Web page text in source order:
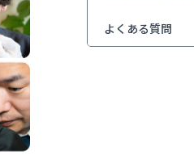
よくある質問